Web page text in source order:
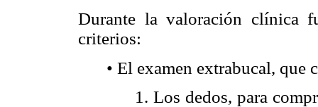
Durante la valoración clínica
criterios:
• El examen extrabucal,
1. Los dedos, para